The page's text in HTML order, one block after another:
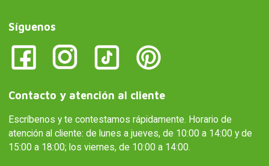
Síguenos
Contacto y atención al cliente
Escríbenos y te contestamos rápidamente. Horario de
atención al cliente: de lunes a jueves, de 10:00 a 14:00 y de
15:00 a 18:00; los viernes, de 10:00 a 14:00.